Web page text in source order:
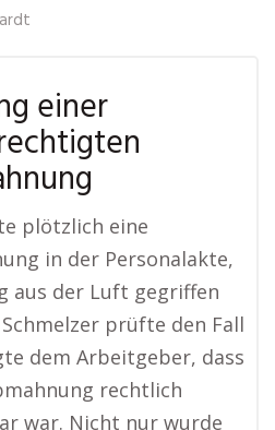
einer
plötzlich eine
in der Personalakte,
aus der Luft gegriffen
prüfte den Fall
dem Arbeitgeber, dass
rechtlich
war. Nicht nur wurde